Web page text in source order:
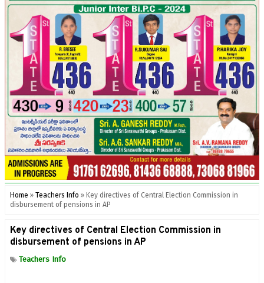
Home » Teachers Info » Key directives of Central Election Commission in
disbursement of pensions in AP
Key directives of Central Election Commission in
disbursement of pensions in AP
Teachers Info